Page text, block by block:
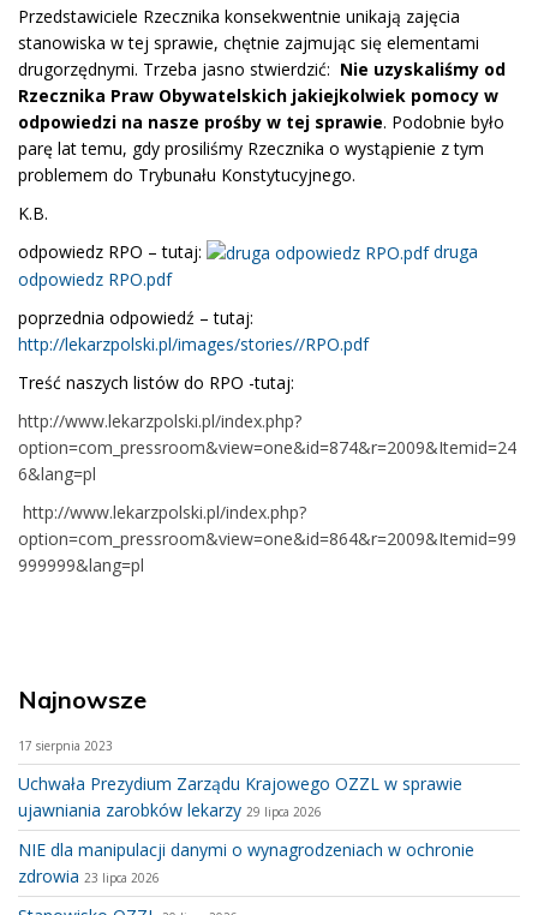
Przedstawiciele Rzecznika konsekwentnie unikają zajęcia
stanowiska w tej sprawie, chętnie zajmując się elementami
drugorzędnymi. Trzeba jasno stwierdzić: Nie uzyskaliśmy od
Rzecznika Praw Obywatelskich jakiejkolwiek pomocy w
odpowiedzi na nasze prośby w tej sprawie. Podobnie było
parę lat temu, gdy prosiliśmy Rzecznika o wystąpienie z tym
problemem do Trybunału Konstytucyjnego.
K.B.
odpowiedz RPO – tutaj:
druga
odpowiedz RPO.pdf
poprzednia odpowiedź – tutaj:
http://lekarzpolski.pl/images/stories//RPO.pdf
Treść naszych listów do RPO -tutaj:
http://www.lekarzpolski.pl/index.php?
option=com_pressroom&view=one&id=874&r=2009&Itemid=24
6&lang=pl
http://www.lekarzpolski.pl/index.php?
option=com_pressroom&view=one&id=864&r=2009&Itemid=99
999999&lang=pl
Najnowsze
17 sierpnia 2023
Uchwała Prezydium Zarządu Krajowego OZZL w sprawie
ujawniania zarobków lekarzy 29 lipca 2026
NIE dla manipulacji danymi o wynagrodzeniach w ochronie
zdrowia 23 lipca 2026